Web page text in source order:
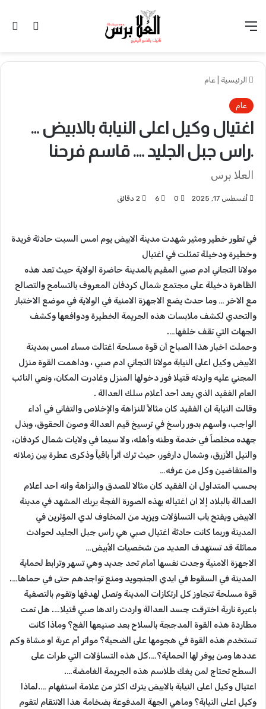
الرئيسية عام
عام
اغتيال وكيل اعلى النيابة بالابيض …
.راس جبل الجليد …. قاسم فرحنا
العلا برس
أغسطس 17, 2025 0
6
في تطور خطير ومثير شهدت مدينة الابيض يوم امس السبت حادثة فريدة
وخطيرة ودخيلة تمثلت في اغتيال
مولانا التجاني ادم صبي المقيم بالمدينة حاضرة الولاية حيث تعد هذه
الظاهرة دخيلة على مجتمع شمال كردفان المعروف بالتسامح والتصالح
مع الاخر … وما حدث يضع الاجهزة الامنية في الولاية في موضع الاختبار
والتحدي لكشف ملابسات هذه الجريمة الخطيرة ودوافعها وكشف
الجهات التي تقف خلفها….
وحملت اخبار هذا الصباح أن قوة مسلحة اغتالت مساء امس بمدينة
الأبيض وكيل اعلى النيابة مولانا التجاني ادم صبي ، وداهمت القوة منزل
المجني عليه واردته قتيلا فور دخولها المنزل وغادرت المكان، ونعي النائب
العام الفقيد الذي يعد أحد أعلام سلك العدالة .
وقالت النيابة ان الفقيد كان مثالاً للنزاهة والإخلاص والتفاني في أداء
الواجب، وأسهم بدور راسخ في ترسيخ قيم العدالة وصون الحقوق، وبذل
جهده مخلصاً في خدمة وطنه وأهله، ولا سيما في ولايات شمال كردفان،
والنيل الأزرق، وشمال دارفور، حيث ترك أثراً باقياً وذكرى عطرة بين زملائه
والمتقاضين وكل من عرفه…
بحسب المتداول ان الفقيد كان مثالا للصدق والنزاهة وانه احد اعلام
العدالة بالبلاد إلا ان اغتياله بهذه الصورة الفجة يربك المشهد في مدينة
الابيض ويفتح باب التساؤلات ويزيد من المخاوف لدي المؤثرين في
المدينة وربما كانت حادثة اغتيال صبي هي راس جبل الجليد لحوادث
مماثلة قد تستهدف العديد من شخصيات الأبيض…
الاجهزة الامنية وجدت نفسها أمام تحد جديد وهي تسهر وترابط لحماية
المدينة في السقوط في ايدي الجنجويد ومنع تواجدهم حتى في حماها….
قوة مسلحة تتجاوز كل ارتكازات المدينة وتصل لهدفها وتقوم بالتصفية
باعيرة نارية اخترقت جسد العدالة واردت رائدها صبي قتيلا…. هل تمت
مطاردة هذه القوة المدججة بالسلاح بعد صنيعها الفج؟ وماذا كانت
تستخدم هذه القوة في هجومها على الضحية؟ مواتر أم عربة او مشاة وكم
عددها ومن يوفر لها الحماية؟….كل هذه التساؤلات التي طرات على
السطح تحتاج لمن يغك طلاسم هذه الجريمة الغامضة….
اعتيال وكيل اعلى النيابة بالابيض يترك اكثر من علامة استفهام ….لماذا
وكيل اعلى النيابة؟ وماهي الجهة المدفوعة بضخامة هذا الانتقام لتقوم